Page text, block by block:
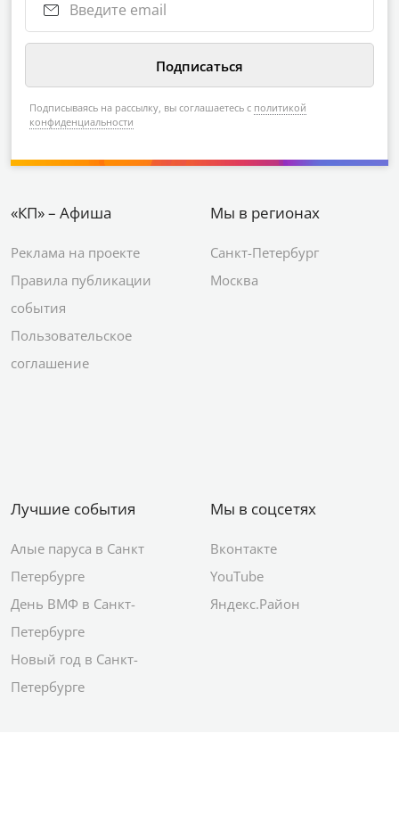
Подписываясь на рассылку, вы соглашаетесь с политикой
конфиденциальности
«КП» – Афиша
Реклама на проекте
Правила публикации
события
Пользовательское
соглашение
Мы в регионах
Санкт-Петербург
Москва
Лучшие события
Алые паруса в Санкт
Петербурге
День ВМФ в Санкт-
Петербурге
Новый год в Санкт-
Петербурге
Мы в соцсетях
Вконтакте
YouTube
Яндекс.Район